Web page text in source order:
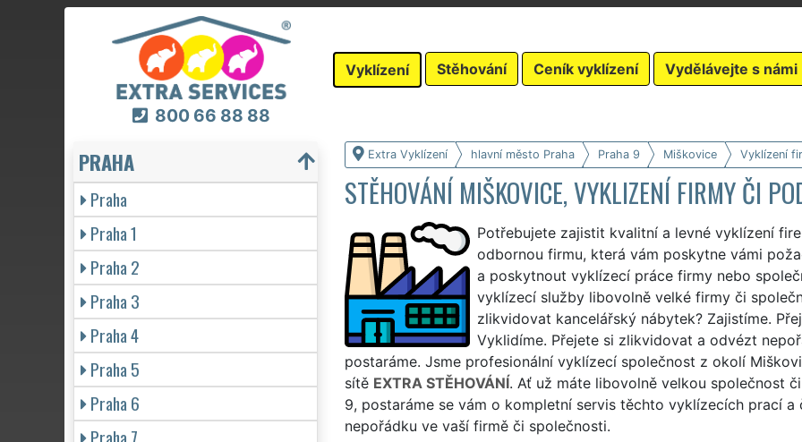
800 66 88 88
Vyklízení Stěhování Ceník vyklízení Vydělávejte s námi
Extra Vyklízení hlavní město Praha Praha 9 Miškovice Vyklízení
STĚHOVÁNÍ MIŠKOVICE, VYKLIZENÍ FIRMY ČI
Potřebujete zajistit kvalitní a levné vyklízení
odbornou firmu, která vám poskytne vámi
a poskytnout vyklízecí práce firmy nebo
vyklízecí služby libovolně velké firmy či
zlikvidovat kancelářský nábytek? Zajistíme.
Vyklidíme. Přejete si zlikvidovat a odvézt
postaráme. Jsme profesionální vyklízecí společnost z okolí
sítě EXTRA STĚHOVÁNÍ. Ať už máte libovolně velkou společnost
9, postaráme se vám o kompletní servis těchto vyklízecích prací
nepořádku ve vaší firmě či společnosti.
PRAHA
Praha
Praha 1
Praha 2
Praha 3
Praha 4
Praha 5
Praha 6